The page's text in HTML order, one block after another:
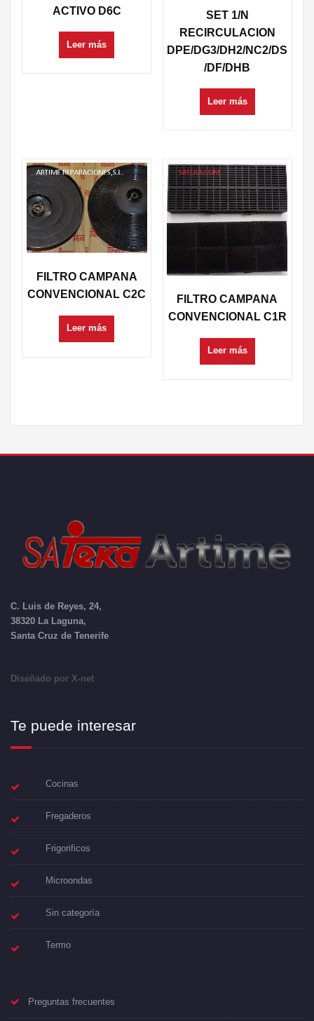
ACTIVO D6C
Leer más
SET 1/N
RECIRCULACION
DPE/DG3/DH2/NC2/DS
/DF/DHB
Leer más
FILTRO CAMPANA
CONVENCIONAL C2C
Leer más
FILTRO CAMPANA
CONVENCIONAL C1R
Leer más
C. Luis de Reyes, 24,
38320 La Laguna,
Santa Cruz de Tenerife
Diseñado por X-net
Te puede interesar
Cocinas
Fregaderos
Frigorificos
Microondas
Sin categoría
Termo
Preguntas frecuentes